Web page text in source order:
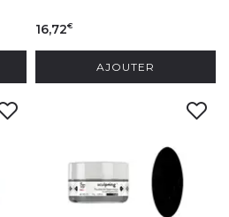
16,72€
AJOUTER